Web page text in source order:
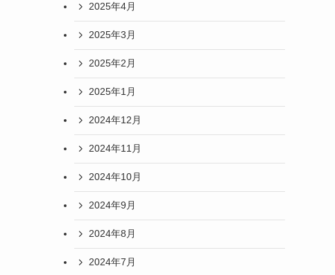
2025年4月
2025年3月
2025年2月
2025年1月
2024年12月
2024年11月
2024年10月
2024年9月
2024年8月
2024年7月